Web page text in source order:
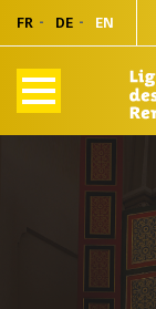
FR DE EN